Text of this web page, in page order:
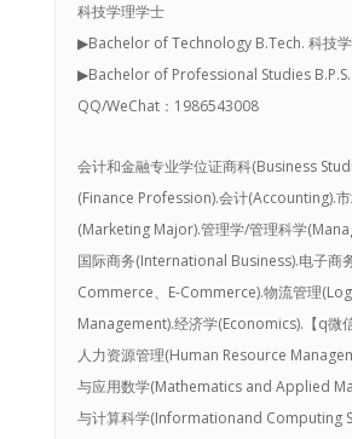
科技学理学士
▶Bachelor of Technology B.Tech. 科技
▶Bachelor of Professional Studies
QQ/WeChat：1986543008
会计和金融专业学位证商科(Business
(Finance Profession).会计(Accounting).
(Marketing Major).管理学/管理科学
国际商务(International Business).电子商
Commerce、E-Commerce).物流管理
Management).经济学(Economics).【q微
人力资源管理(Human Resource
与应用数学(Mathematics and Applied
与计算科学(Informationand Computing